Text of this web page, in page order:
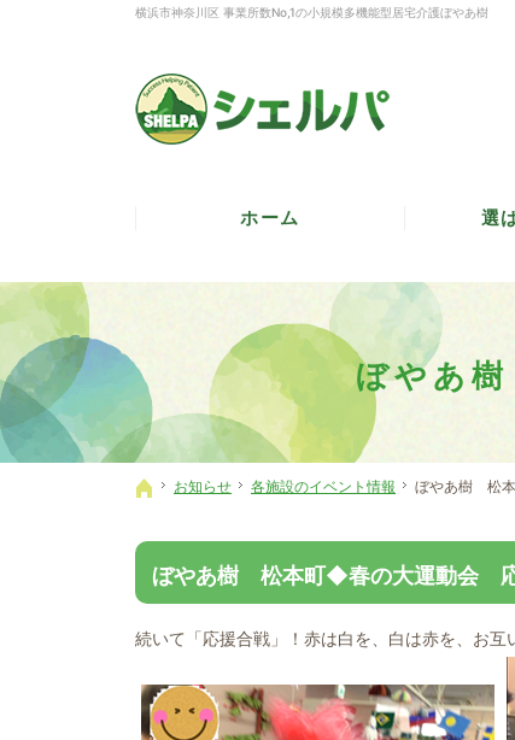
ぼやあ
横浜市神奈川区 事業所数No,1の小規模多機能型居宅介護ぼやあ樹
ホーム
お知らせ 各施設のイベント情報 ぼやあ樹 松
ぼやあ樹 松本町◆春の大運動会
続いて「応援合戦」！赤は白を、白は赤を、お互
ホーム 選